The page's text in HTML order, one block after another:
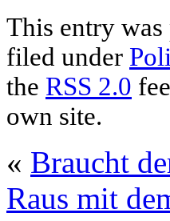
This entry was
filed under
the RSS 2.0
own site.
« Braucht
Raus mit